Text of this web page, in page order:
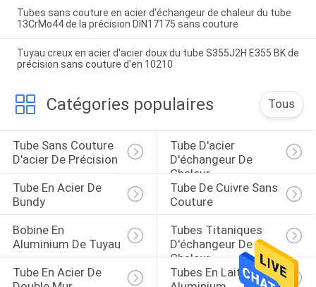
Tubes sans couture en acier d'échangeur de chaleur du tube
13CrMo44 de la précision DIN17175 sans couture
Tuyau creux en acier d'acier doux du tube S355J2H E355 BK de
précision sans couture d'en 10210
Catégories populaires Tous
Tube Sans Couture
D'acier De Précision
Tube D'acier
D'échangeur De
Chaleur
Tube En Acier De
Bundy
Tube De Cuivre Sans
Couture
Bobine En
Aluminium De Tuyau
Tubes Titaniques
D'échangeur De
Chaleur
Tube En Acier De
Tubes En Laiton En